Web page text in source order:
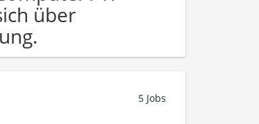
über
5 Jobs